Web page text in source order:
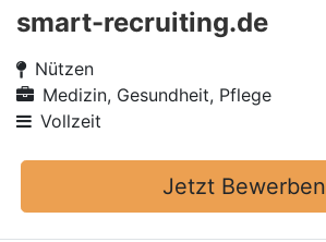
smart-recruiting.de
Nützen
Medizin, Gesundheit, Pflege
Vollzeit
Jetzt Bewerben